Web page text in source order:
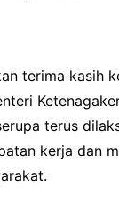
terima kasih
terus
kerja dan